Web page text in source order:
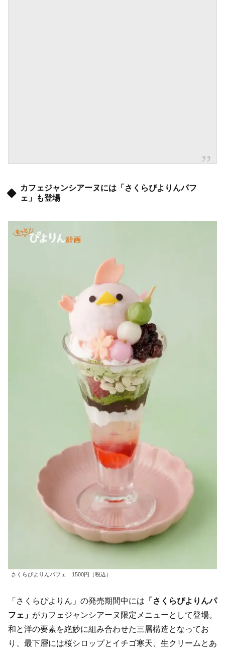
カフェジャンシアーヌには「さくらぴよりんパフ
ェ」も登場
さくらぴよりんパフェ 1500円（税込）
「さくらぴよりん」の発売期間中には 「さくらぴよりんパ
フェ」 がカフェジャンシアーヌ限定メニューとして登場。
和と洋の要素を絶妙に組み合わせた三層構造となってお
り、最下層には桜シロップとイチゴ寒天、生クリームとあ